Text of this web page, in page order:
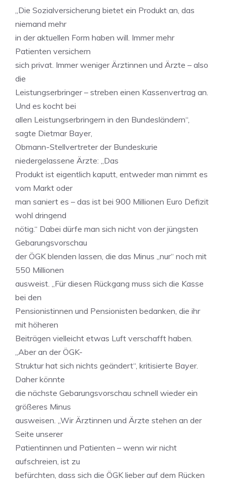
„Die Sozialversicherung bietet ein Produkt an, das
niemand mehr
in der aktuellen Form haben will. Immer mehr
Patienten versichern
sich privat. Immer weniger Ärztinnen und Ärzte – also
die
Leistungserbringer – streben einen Kassenvertrag an.
Und es kocht bei
allen Leistungserbringern in den Bundesländern“,
sagte Dietmar Bayer,
Obmann-Stellvertreter der Bundeskurie
niedergelassene Ärzte: „Das
Produkt ist eigentlich kaputt, entweder man nimmt es
vom Markt oder
man saniert es – das ist bei 900 Millionen Euro Defizit
wohl dringend
nötig.“ Dabei dürfe man sich nicht von der jüngsten
Gebarungsvorschau
der ÖGK blenden lassen, die das Minus „nur“ noch mit
550 Millionen
ausweist. „Für diesen Rückgang muss sich die Kasse
bei den
Pensionistinnen und Pensionisten bedanken, die ihr
mit höheren
Beiträgen vielleicht etwas Luft verschafft haben.
„Aber an der ÖGK-
Struktur hat sich nichts geändert“, kritisierte Bayer.
Daher könnte
die nächste Gebarungsvorschau schnell wieder ein
größeres Minus
ausweisen. „Wir Ärztinnen und Ärzte stehen an der
Seite unserer
Patientinnen und Patienten – wenn wir nicht
aufschreien, ist zu
befürchten, dass sich die ÖGK lieber auf dem Rücken